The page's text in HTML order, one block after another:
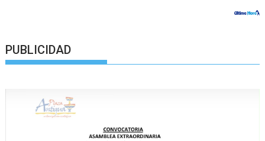
PUBLICIDAD